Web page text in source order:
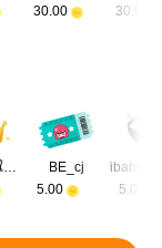
30.00
30.00
หม่ามี้หัวใจน้องวอนอู
BE_cj
5.00
5.00